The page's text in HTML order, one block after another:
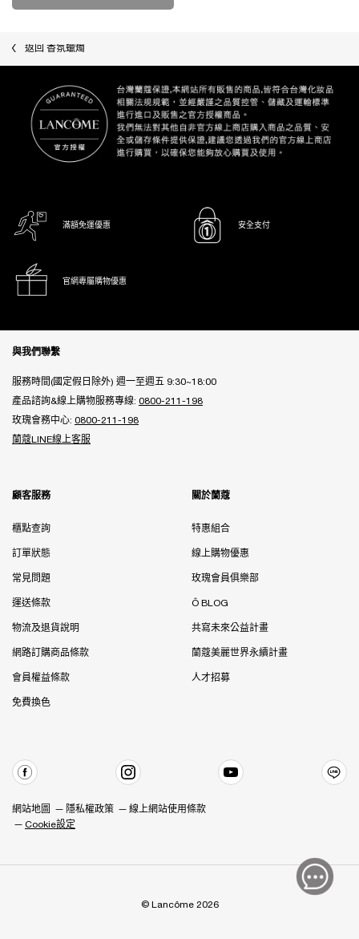
返回 香氛蠟燭
滿額免運優惠 安全支付
官網專屬購物優惠
與我們聯繫
服務時間(國定假日除外) 週一至週五 9:30~18:00
產品諮詢&線上購物服務專線: 0800-211-198
玫瑰會務中心: 0800-211-198
蘭蔻LINE線上客服
顧客服務
櫃點查詢
訂單狀態
常見問題
運送條款
物流及退貨說明
網路訂購商品條款
會員權益條款
免費換色
關於蘭蔻
特惠組合
線上購物優惠
玫瑰會員俱樂部
Ô BLOG
共寫未來公益計畫
蘭蔻美麗世界永續計畫
人才招募
網站地圖 隱私權政策
線上網站使用條款
Cookie設定
© Lancôme 2026